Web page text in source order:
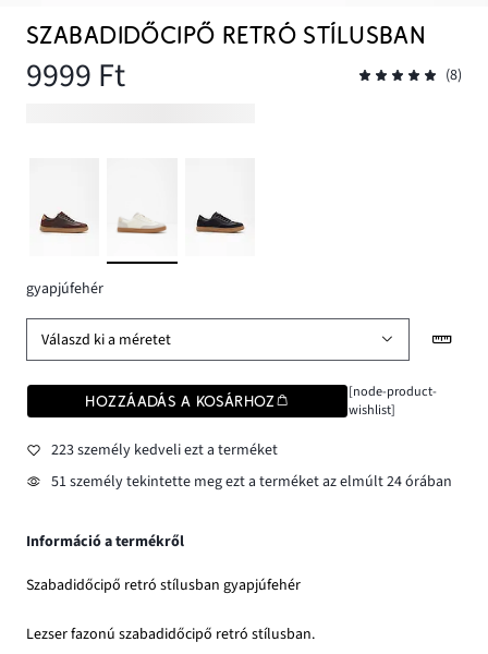
SZABADIDŐCIPŐ RETRÓ STÍLUSBAN
9999 Ft (8)
gyapjúfehér
Válaszd ki a méretet
HOZZÁADÁS A KOSÁRHOZ
[node-product-
wishlist]
223 személy kedveli ezt a terméket
51 személy tekintette meg ezt a terméket az elmúlt 24 órában
Információ a termékről
Szabadidőcipő retró stílusban gyapjúfehér
Lezser fazonú szabadidőcipő retró stílusban.